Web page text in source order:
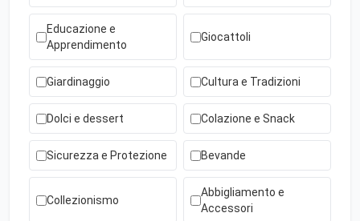
Educazione e
Apprendimento
Giocattoli
Giardinaggio Cultura e Tradizioni
Dolci e dessert Colazione e Snack
Sicurezza e Protezione Bevande
Collezionismo
Abbigliamento e
Accessori